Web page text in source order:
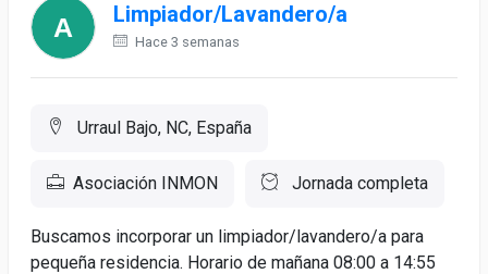
Limpiador/Lavandero/a
Hace 3 semanas
Urraul Bajo, NC, España
Asociación INMON Jornada completa
Buscamos incorporar un limpiador/lavandero/a para
pequeña residencia. Horario de mañana 08:00 a 14:55